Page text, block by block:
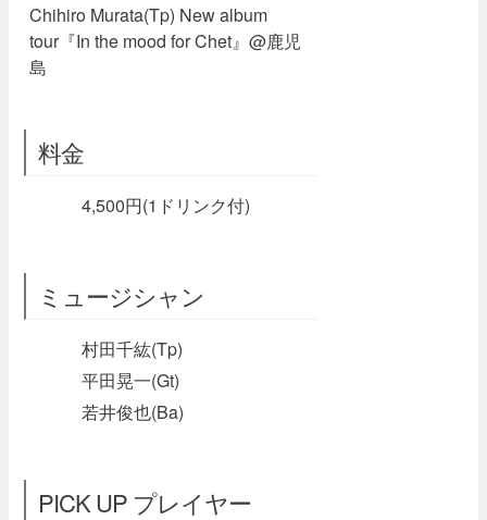
Chihiro Murata(Tp) New album
tour『In the mood for Chet』@鹿児
島
料金
4,500円(1ドリンク付)
ミュージシャン
村田千紘(Tp)
平田晃一(Gt)
若井俊也(Ba)
PICK UP プレイヤー